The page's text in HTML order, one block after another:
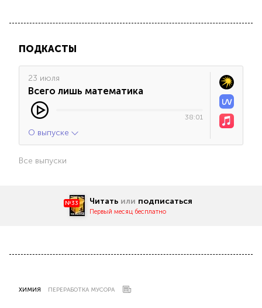
ПОДКАСТЫ
23 июля
Всего лишь математика
38:01
О выпуске
Все выпуски
№33 Читать или подписаться
Первый месяц бесплатно
ХИМИЯ ПЕРЕРАБОТКА МУСОРА